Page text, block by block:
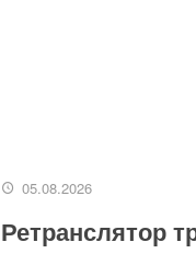
05.08.2026
Ретранслятор